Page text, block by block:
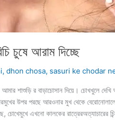
চুষে আরাম দিচ্ছে
, dhon chosa, sasuri ke chodar
আমার শাশুড়ি র বাড়াচোসান দিয়ে। চোখখুলে
উপর পরছে আরওনার মুখ থেকে
চোখেমুখে এখনো কালকের রাত্রেরঅত্যাচারের